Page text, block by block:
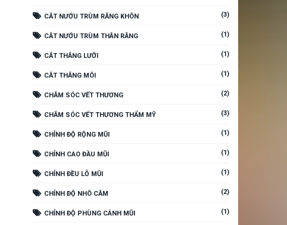
CẮT NƯỚU TRÙM RĂNG KHÔN (3)
CẮT NƯỚU TRÙM THÂN RĂNG (1)
CẮT THẮNG LƯỠI (1)
CẮT THẮNG MÔI (1)
CHĂM SÓC VẾT THƯƠNG (2)
CHĂM SÓC VẾT THƯƠNG THẨM MỸ (3)
CHỈNH ĐỘ RỘNG MŨI (1)
CHỈNH CAO ĐẦU MŨI (1)
CHỈNH ĐỀU LỖ MŨI (1)
CHỈNH ĐỘ NHÔ CẰM (2)
CHỈNH ĐỘ PHÙNG CÁNH MŨI (1)